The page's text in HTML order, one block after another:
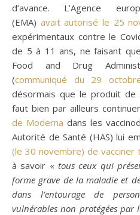
d’avance. L’Agence
(EMA) avait autorisé le 25
expérimentaux contre le
de 5 à 11 ans, ne faisant
Food and Drug
(communiqué du 29
désormais que le produit de
faut bien par ailleurs
de Moderna dans les
Autorité de Santé (HAS) lui
(le 30 novembre) de vacciner
à savoir «tous ceux qui
forme grave de la maladie et
dans l’entourage de
vulnérables non protégées par